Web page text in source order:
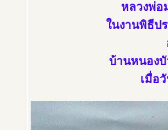
หลวงพ่อ
ในงานพิธีป
บ้านหนอง
เมื่อ